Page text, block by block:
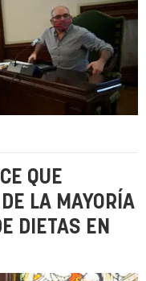
QUE
LA MAYORÍA
DIETAS EN